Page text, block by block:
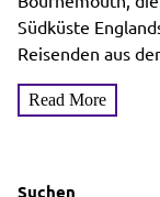
Südküste
Reisenden aus
Read More
Suchen